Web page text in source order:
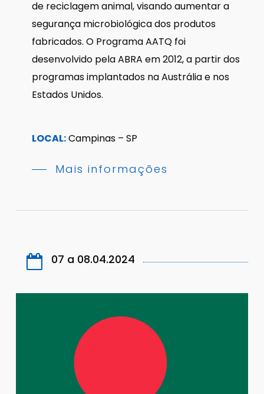
de reciclagem animal, visando aumentar a
segurança microbiológica dos produtos
fabricados. O Programa AATQ foi
desenvolvido pela ABRA em 2012, a partir dos
programas implantados na Austrália e nos
Estados Unidos.
LOCAL:Campinas – SP
Mais informações
07 a 08.04.2024